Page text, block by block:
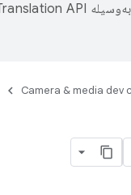
Camera & media dev